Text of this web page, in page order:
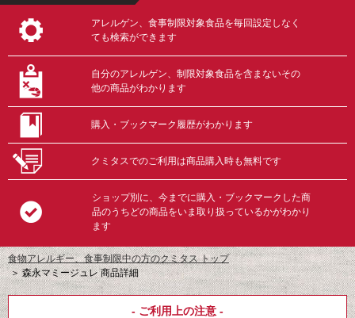
アレルゲン、食事制限対象食品を毎回設定しなく
ても検索ができます
自分のアレルゲン、制限対象食品を含まないその
他の商品がわかります
購入・ブックマーク履歴がわかります
クミタスでのご利用は商品購入時も無料です
ショップ別に、今までに購入・ブックマークした商
品のうちどの商品をいま取り扱っているかがわかり
ます
食物アレルギー、食事制限中の方のクミタス トップ
＞森永マミージュレ 商品詳細
- ご利用上の注意 -